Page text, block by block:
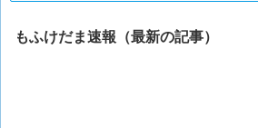
もふけだま速報（最新の記事）